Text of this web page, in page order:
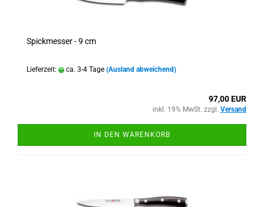
Spickmesser - 9 cm
Lieferzeit: ca. 3-4 Tage (Ausland abweichend)
97,00 EUR
inkl. 19% MwSt. zzgl. Versand
IN DEN WARENKORB